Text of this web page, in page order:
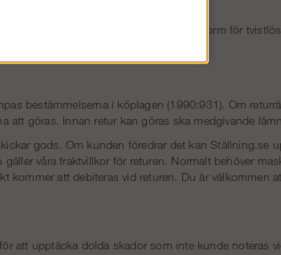
Kommissionens online-plattform för
domstol.
bestämmelserna i köplagen (1990:931). Om
att göras. Innan retur kan göras ska medgivande
gods. Om kunden föredrar det kan Ställning.se
våra fraktvillkor för returen. Normalt behöver
kommer att debiteras vid returen. Du är välkommen
att upptäcka dolda skador som inte kunde noteras